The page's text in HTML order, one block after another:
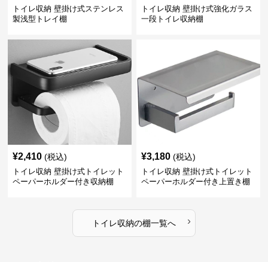
トイレ収納 壁掛け式ステンレス
製浅型トレイ棚
トイレ収納 壁掛け式強化ガラス
一段トイレ収納棚
¥2,410 (税込)
トイレ収納 壁掛け式トイレット
ペーパーホルダー付き収納棚
¥3,180 (税込)
トイレ収納 壁掛け式トイレット
ペーパーホルダー付き上置き棚
トイレ収納の棚一覧へ ›